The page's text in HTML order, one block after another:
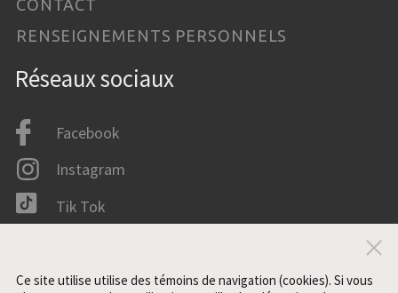
CONTACT
RENSEIGNEMENTS PERSONNELS
Réseaux sociaux
Facebook
Instagram
Tik Tok
IMDB
Ce site utilise utilise des témoins de navigation (cookies). Si vous